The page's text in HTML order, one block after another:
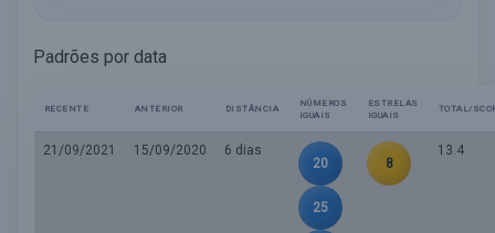
Padrões por data
RECENTE ANTERIOR DISTÂNCIA
NÚMEROS
IGUAIS
ESTRELAS
IGUAIS
TOTAL/
21/09/2021 15/09/2020
6 dias
20
25
8
13.4